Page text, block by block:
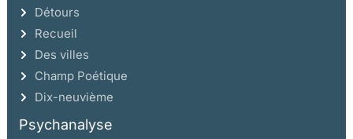
Détours
Recueil
Des villes
Champ Poétique
Dix-neuvième
Psychanalyse